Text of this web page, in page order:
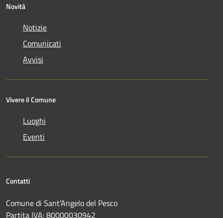
Novità
Notizie
Comunicati
Avvisi
Vivere il Comune
Luoghi
Eventi
Contatti
Comune di Sant'Angelo del Pesco
Partita IVA: 80000030942